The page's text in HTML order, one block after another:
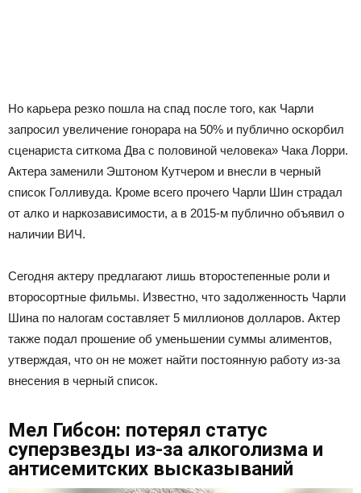
Но карьера резко пошла на спад после того, как Чарли
запросил увеличение гонорара на 50% и публично оскорбил
сценариста ситкома Два с половиной человека» Чака Лорри.
Актера заменили Эштоном Кутчером и внесли в черный
список Голливуда. Кроме всего прочего Чарли Шин страдал
от алко и наркозависимости, а в 2015-м публично объявил о
наличии ВИЧ.
Сегодня актеру предлагают лишь второстепенные роли и
второсортные фильмы. Известно, что задолженность Чарли
Шина по налогам составляет 5 миллионов долларов. Актер
также подал прошение об уменьшении суммы алиментов,
утверждая, что он не может найти постоянную работу из-за
внесения в черный список.
Мел Гибсон: потерял статус
суперзвезды из-за алкоголизма и
антисемитских высказываний